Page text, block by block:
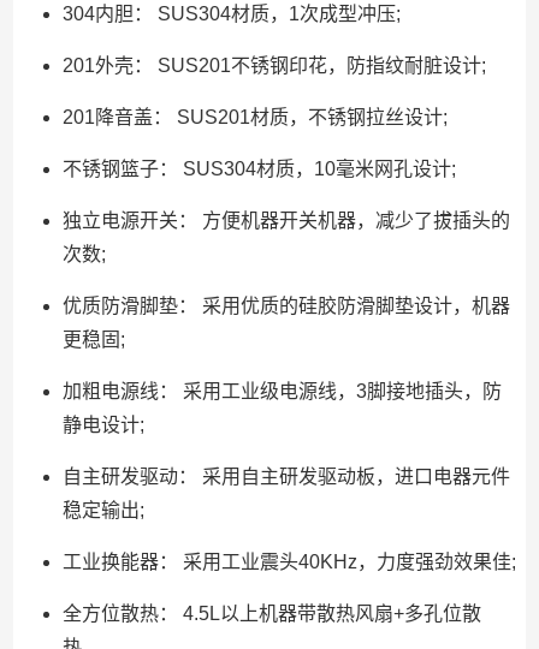
304内胆： SUS304材质，1次成型冲压;
201外壳： SUS201不锈钢印花，防指纹耐脏设计;
201降音盖： SUS201材质，不锈钢拉丝设计;
不锈钢篮子： SUS304材质，10毫米网孔设计;
独立电源开关： 方便机器开关机器，减少了拔插头的
次数;
优质防滑脚垫： 采用优质的硅胶防滑脚垫设计，机器
更稳固;
加粗电源线： 采用工业级电源线，3脚接地插头，防
静电设计;
自主研发驱动： 采用自主研发驱动板，进口电器元件
稳定输出;
工业换能器： 采用工业震头40KHz，力度强劲效果佳;
全方位散热： 4.5L以上机器带散热风扇+多孔位散